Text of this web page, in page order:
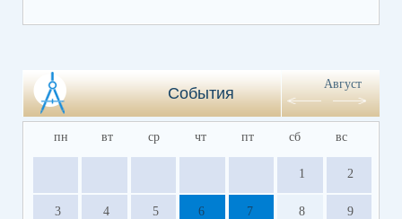
События
Август
пн вт ср чт пт сб вс
1 2
3 4 5 6 7 8 9